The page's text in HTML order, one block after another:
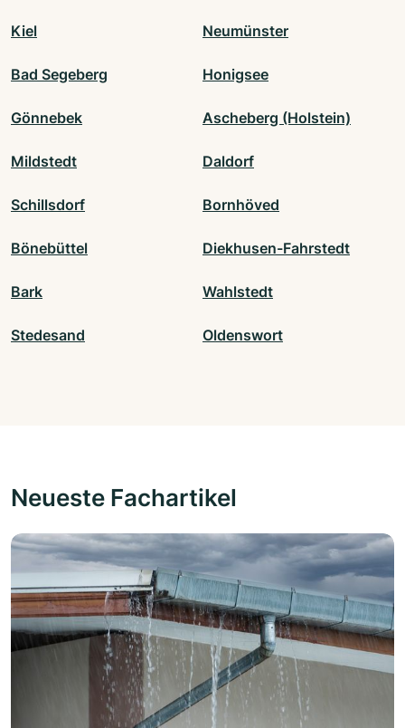
Kiel Neumünster
Bad Segeberg Honigsee
Gönnebek Ascheberg (Holstein)
Mildstedt Daldorf
Schillsdorf Bornhöved
Bönebüttel Diekhusen-Fahrstedt
Bark Wahlstedt
Stedesand Oldenswort
Neueste Fachartikel